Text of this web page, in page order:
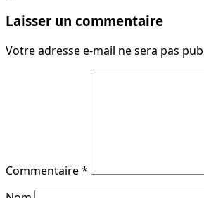
Laisser un commentaire
Votre adresse e-mail ne sera pas
Commentaire*